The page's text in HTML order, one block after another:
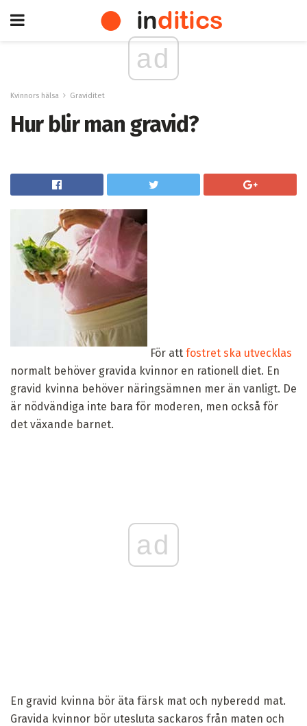
ad
Kvinnors hälsa Graviditet
Hur blir man gravid?
För att fostret ska utvecklas
normalt behöver gravida kvinnor en rationell diet. En
gravid kvinna behöver näringsämnen mer än vanligt. De
är nödvändiga inte bara för moderen, men också för
det växande barnet.
ad
En gravid kvinna bör äta färsk mat och nyberedd mat.
Gravida kvinnor bör utesluta sackaros från maten och